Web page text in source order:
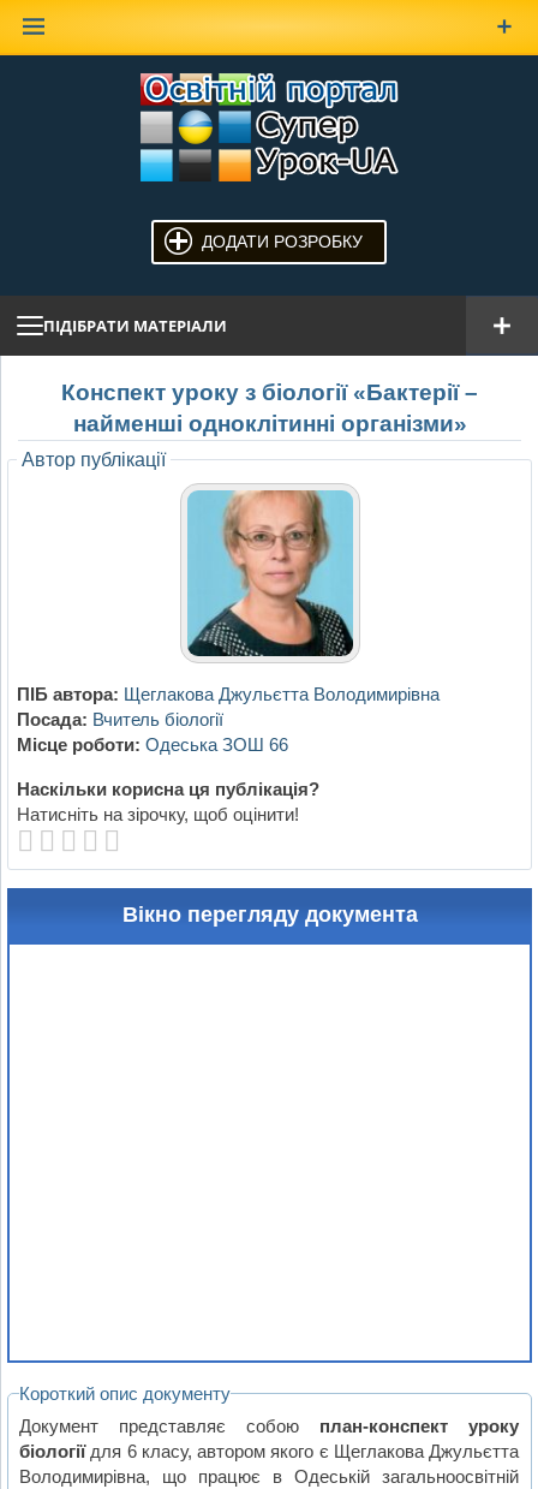
ДОДАТИ РОЗРОБКУ
ПІДІБРАТИ МАТЕРІАЛИ
Конспект уроку з біології «Бактерії –
найменші одноклітинні організми»
Автор публікації
ПІБ автора: Щеглакова Джульєтта Володимирівна
Посада: Вчитель біології
Місце роботи: Одеська ЗОШ 66
Наскільки корисна ця публікація?
Натисніть на зірочку, щоб оцінити!
Вікно перегляду документа
Короткий опис документу
Документ представляє собою план-конспект уроку
біологіїдля 6 класу, автором якого є Щеглакова Джульєтта
Володимирівна, що працює в Одеській загальноосвітній